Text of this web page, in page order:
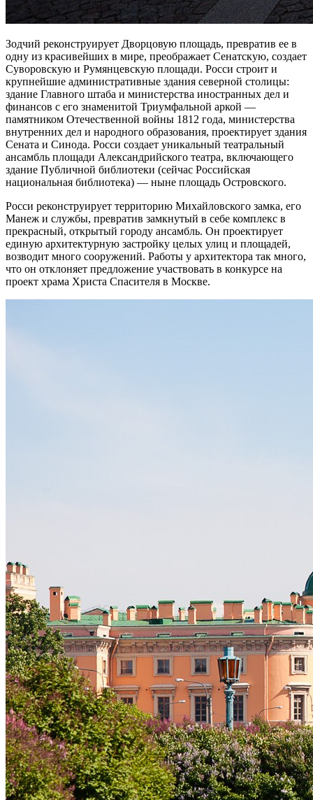
Зодчий реконструирует Дворцовую площадь, превратив ее в
одну из красивейших в мире, преображает Сенатскую, создает
Суворовскую и Румянцевскую площади. Росси строит и
крупнейшие административные здания северной столицы:
здание Главного штаба и министерства иностранных дел и
финансов с его знаменитой Триумфальной аркой —
памятником Отечественной войны 1812 года, министерства
внутренних дел и народного образования, проектирует здания
Сената и Синода. Росси создает уникальный театральный
ансамбль площади Александрийского театра, включающего
здание Публичной библиотеки (сейчас Российская
национальная библиотека) — ныне площадь Островского.
Росси реконструирует территорию Михайловского замка, его
Манеж и службы, превратив замкнутый в себе комплекс в
прекрасный, открытый городу ансамбль. Он проектирует
единую архитектурную застройку целых улиц и площадей,
возводит много сооружений. Работы у архитектора так много,
что он отклоняет предложение участвовать в конкурсе на
проект храма Христа Спасителя в Москве.